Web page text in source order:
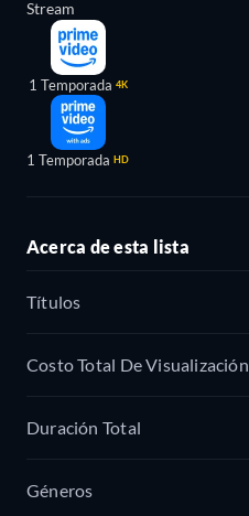
Stream
1 Temporada 4K
1 Temporada HD
Acerca de esta lista
Títulos
Costo Total De Visualización
Duración Total
Géneros